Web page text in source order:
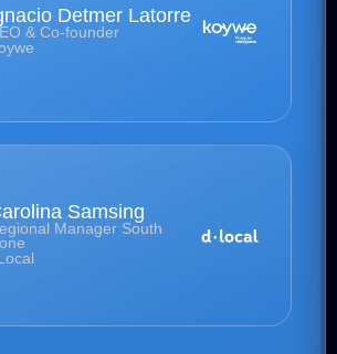
Detmer Latorre
& Co-founder
Samsing
Manager South